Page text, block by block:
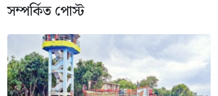
সম্পর্কিত পোস্ট